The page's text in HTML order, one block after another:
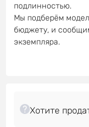
подлинностью.
Мы подберём
бюджету, и
экземпляра.